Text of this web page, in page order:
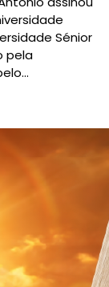
Sénior
pela